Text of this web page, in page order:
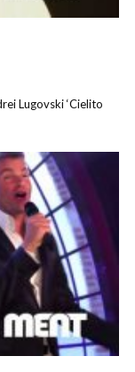
Lugovski ‘Cielito